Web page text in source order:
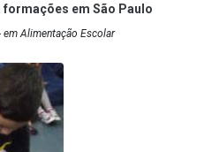
em São Paulo
Alimentação Escolar